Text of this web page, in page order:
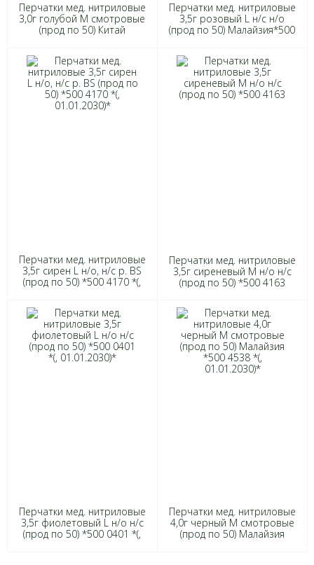
Перчатки мед. нитриловые
3,0г голубой М смотровые
(прод по 50) Китай
Перчатки мед. нитриловые
3,5г розовый L н/с н/о
(прод по 50) Малайзия*500
Перчатки мед. нитриловые
3,5г сирен L н/о, н/с р. BS
(прод по 50) *500 4170 *(,
Перчатки мед. нитриловые
3,5г сиреневый М н/о н/с
(прод по 50) *500 4163
Перчатки мед. нитриловые
3,5г фиолетовый L н/о н/с
(прод по 50) *500 0401 *(,
Перчатки мед. нитриловые
4,0г черный M смотровые
(прод по 50) Малайзия